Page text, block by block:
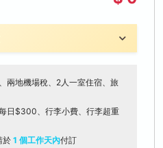
兩地機場稅、2人一室住宿、旅
日$300、行李小費、行李超重
於 1 個工作天內付訂